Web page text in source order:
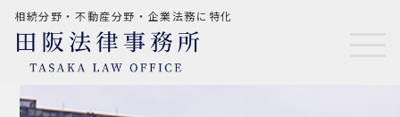
相続分野・不動産分野・企業法務に特化